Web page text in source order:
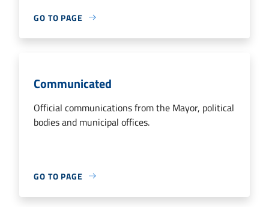
GO TO PAGE
Communicated
Official communications from the Mayor, political
bodies and municipal offices.
GO TO PAGE